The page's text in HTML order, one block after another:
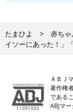
たまひよ 赤ちゃ
イソーにあった！」
ＡＢＪ
著作権
である
ABJマ